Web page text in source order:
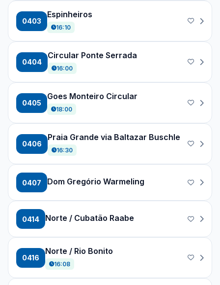
0403
Espinheiros
16:10
0404
Circular Ponte Serrada
16:00
0405
Goes Monteiro Circular
18:00
0406
Praia Grande via Baltazar Buschle
16:30
0407 Dom Gregório Warmeling
0414 Norte / Cubatão Raabe
0416
Norte / Rio Bonito
16:08